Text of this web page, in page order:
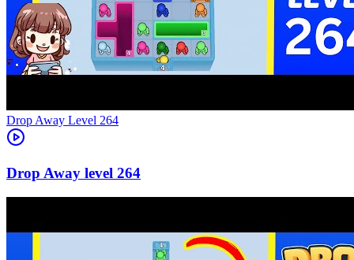
Level 264
264